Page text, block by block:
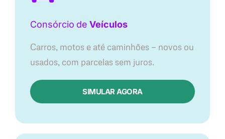
Consórcio de Veículos
Carros, motos e até caminhões — novos ou
usados, com parcelas sem juros.
SIMULAR AGORA